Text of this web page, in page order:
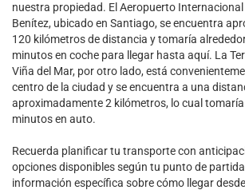
nuestra propiedad. El Aeropuerto
Benítez, ubicado en Santiago, se encuentra
120 kilómetros de distancia y tomaría
minutos en coche para llegar hasta aquí. La
Viña del Mar, por otro lado, está
centro de la ciudad y se encuentra a una
aproximadamente 2 kilómetros, lo cual
minutos en auto.
Recuerda planificar tu transporte con
opciones disponibles según tu punto de
información específica sobre cómo llegar